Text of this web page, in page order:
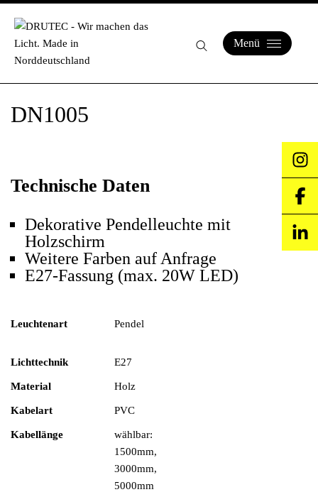
Menü
DN1005
Technische Daten
Dekorative Pendelleuchte mit
Holzschirm
Weitere Farben auf Anfrage
E27-Fassung (max. 20W LED)
Leuchtenart Pendel
Lichttechnik E27
Material Holz
Kabelart PVC
Kabellänge
wählbar:
1500mm,
3000mm,
5000mm